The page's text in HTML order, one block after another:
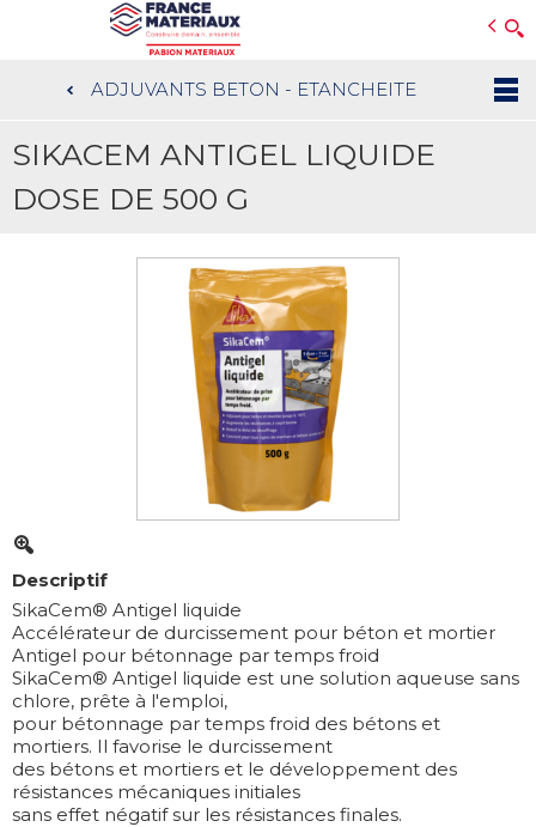
au
contenu
ADJUVANTS BETON - ETANCHEITE
SIKACEM ANTIGEL LIQUIDE
DOSE DE 500 G
Descriptif
SikaCem® Antigel liquide
Accélérateur de durcissement pour béton et mortier
Antigel pour bétonnage par temps froid
SikaCem® Antigel liquide est une solution aqueuse sans
chlore, prête à l'emploi,
pour bétonnage par temps froid des bétons et
mortiers. Il favorise le durcissement
des bétons et mortiers et le développement des
résistances mécaniques initiales
sans effet négatif sur les résistances finales.